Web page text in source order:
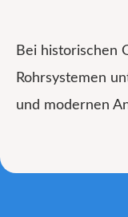
Bei historischen
Rohrsystemen
und modernen